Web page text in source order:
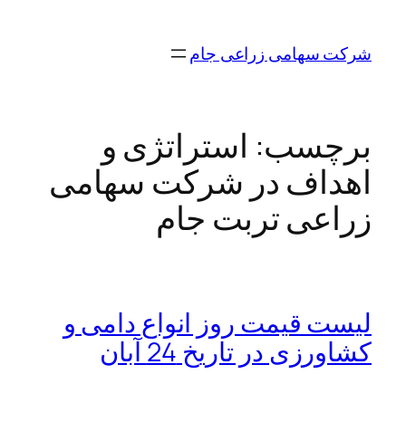
محتواشرکت سهامی زراعی جام
برچسب: استراتژی و
اهداف در شرکت سهامی
زراعی تربت جام
لیست قیمت روز انواع دامی و
کشاورزی در تاریخ 24 آبان